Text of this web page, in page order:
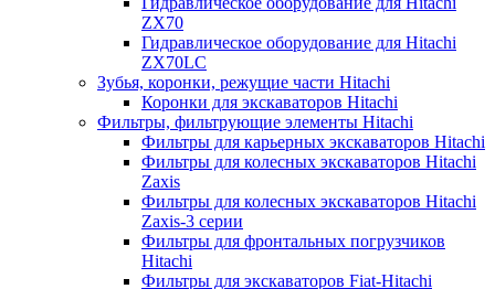
ZX70
Гидравлическое оборудование для Hitachi
ZX70LC
Зубья, коронки, режущие части Hitachi
Коронки для экскаваторов Hitachi
Фильтры, фильтрующие элементы Hitachi
Фильтры для карьерных экскаваторов Hitachi
Фильтры для колесных экскаваторов Hitachi
Zaxis
Фильтры для колесных экскаваторов Hitachi
Zaxis-3 серии
Фильтры для фронтальных погрузчиков
Hitachi
Фильтры для экскаваторов Fiat-Hitachi